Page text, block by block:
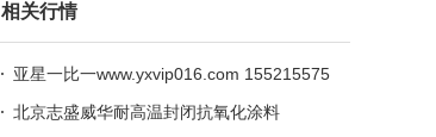
相关行情
亚星一比一www.yxvip016.com 155215575
76
北京志盛威华耐高温封闭抗氧化涂料